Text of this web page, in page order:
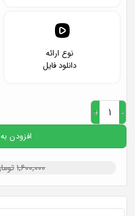
نوع ارائه
دانلود فایل
دوره عملگرایی عدد
افزودن
۱,۶۰۰,۰۰۰